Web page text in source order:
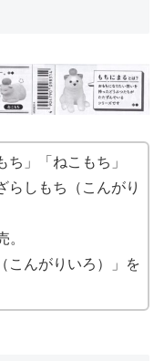
ち」「ねこもち」
らしもち（こんがり
。
こんがりいろ）」を